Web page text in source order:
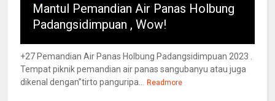
Mantul Pemandian Air Panas Holbung
Padangsidimpuan , Wow!
+27 Pemandian Air Panas Holbung Padangsidimpuan 2023 .
Tempat piknik pemandian air panas sangubanyu atau juga
dikenal dengan”tirto panguripa...
Readmore